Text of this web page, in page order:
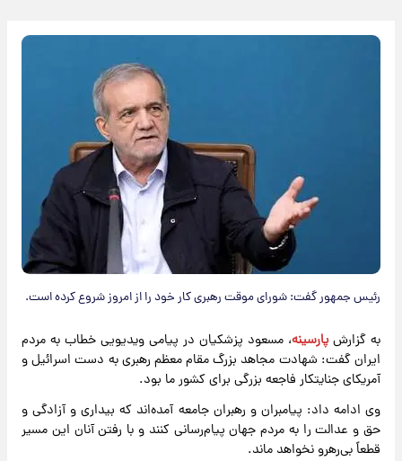
رئیس جمهور گفت: شورای موقت رهبری کار خود را از امروز شروع کرده است.
به گزارشپارسینه، مسعود پزشکیان در پیامی ویدیویی خطاب به مردم
ایران گفت: شهادت مجاهد بزرگ مقام معظم رهبری به دست اسرائیل و
آمریکای جنایتکار فاجعه بزرگی برای کشور ما بود.
وی ادامه داد: پیامبران و رهبران جامعه آمده‌اند که بیداری و آزادگی و
حق و عدالت را به مردم جهان پیام‌رسانی کنند و با رفتن آنان این مسیر
قطعاً بی‌رهرو نخواهد ماند.